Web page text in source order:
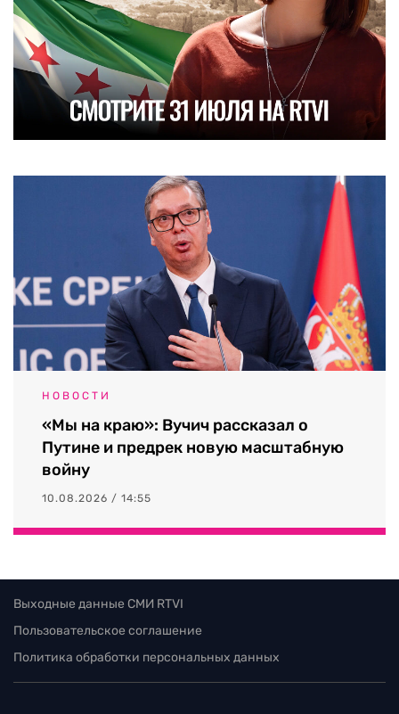
НОВОСТИ
«Мы на краю»: Вучич рассказал о
Путине и предрек новую масштабную
войну
10.08.2026 / 14:55
Выходные данные СМИ RTVI
Пользовательское соглашение
Политика обработки персональных данных